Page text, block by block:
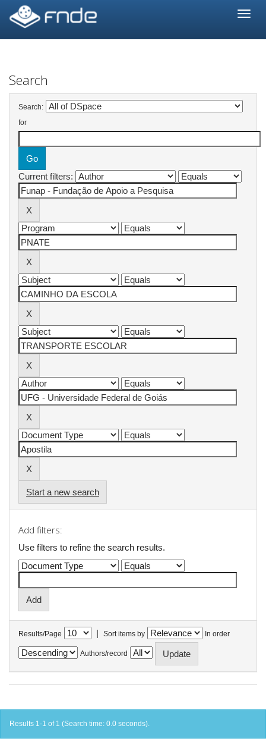
navigation
Search
Search:
for
Current filters:
Start a new search
Add filters:
Use filters to refine the search results.
Results/Page | Sort items by In order
Authors/record
Results 1-1 of 1 (Search time: 0.0 seconds).